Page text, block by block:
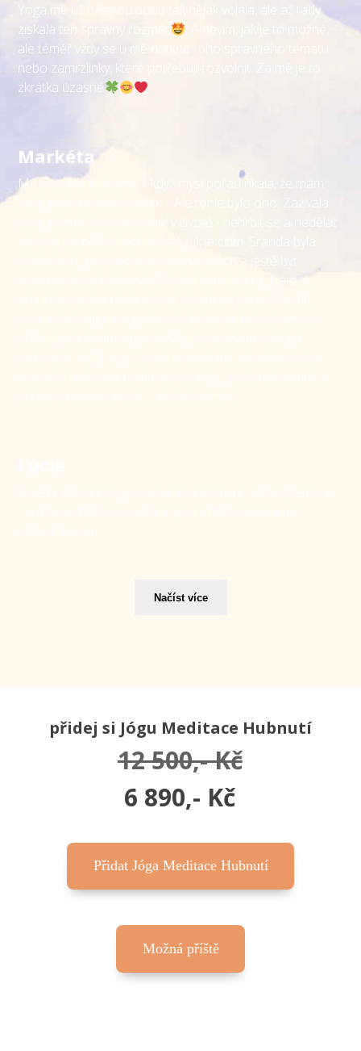
Yoga mě už nějakou dobu tak nějak volala, ale až tady
získala ten správný rozměr
ale téměř vždy se u mě dotkne toho správného tématu
nebo zamrzlinky, které potřebuji rozvolnit. Za mě je to
zkrátka úzasné
Markéta
Mě si vtáhla královna. I když mysl pořád říkala, že mám
vyrovnaná a v královně:-) Druhý den ( včera) jsem se
Načíst více
přidej si Jógu Meditace Hubnutí
12 500,- Kč
6 890,- Kč
Přidat Jóga Meditace Hubnutí
Možná příště